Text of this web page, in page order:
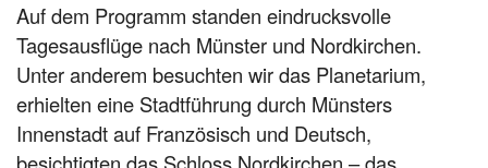
Auf dem Programm standen eindrucksvolle
Tagesausflüge nach Münster und Nordkirchen.
Unter anderem besuchten wir das Planetarium,
erhielten eine Stadtführung durch Münsters
Innenstadt auf Französisch und Deutsch,